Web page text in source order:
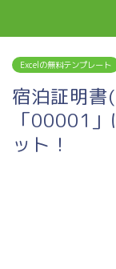
Excelの無料テンプレート
宿泊証明書
「00001
ット！